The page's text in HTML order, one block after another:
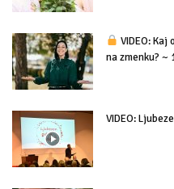
VIDEO: Kaj
na zmenku? ~
VIDEO: